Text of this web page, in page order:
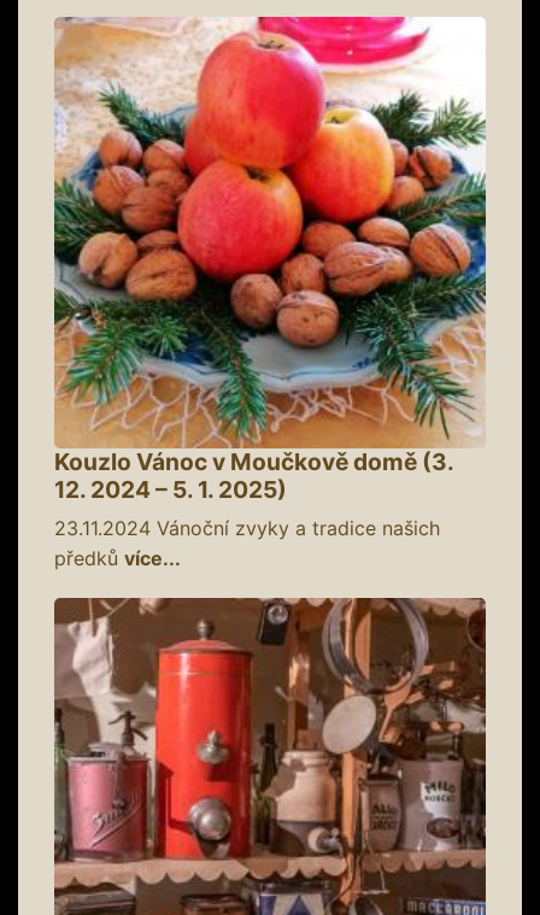
Kouzlo Vánoc v Moučkově domě (3.
12. 2024 – 5. 1. 2025)
23.11.2024 Vánoční zvyky a tradice našich
předků více...